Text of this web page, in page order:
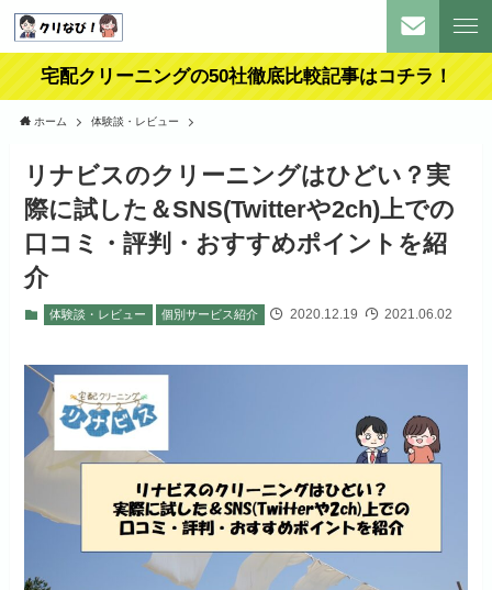
宅配クリーニングの50社徹底比較記事はコチラ！
ホーム 体験談・レビュー
リナビスのクリーニングはひどい？実
際に試した＆SNS(Twitterや2ch)上での
口コミ・評判・おすすめポイントを紹
介
体験談・レビュー 個別サービス紹介 2020.12.19 2021.06.02